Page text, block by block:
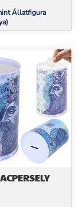
Állatfigura